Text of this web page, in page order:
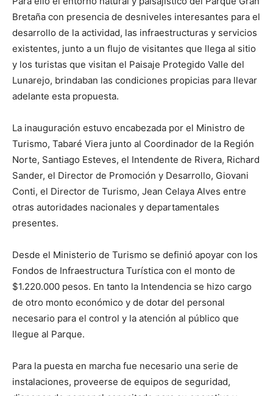
Bretaña con presencia de desniveles interesantes para el
desarrollo de la actividad, las infraestructuras y servicios
existentes, junto a un flujo de visitantes que llega al sitio
y los turistas que visitan el Paisaje Protegido Valle del
Lunarejo, brindaban las condiciones propicias para llevar
adelante esta propuesta.
La inauguración estuvo encabezada por el Ministro de
Turismo, Tabaré Viera junto al Coordinador de la Región
Norte, Santiago Esteves, el Intendente de Rivera, Richard
Sander, el Director de Promoción y Desarrollo, Giovani
Conti, el Director de Turismo, Jean Celaya Alves entre
otras autoridades nacionales y departamentales
presentes.
Desde el Ministerio de Turismo se definió apoyar con los
Fondos de Infraestructura Turística con el monto de
$1.220.000 pesos. En tanto la Intendencia se hizo cargo
de otro monto económico y de dotar del personal
necesario para el control y la atención al público que
llegue al Parque.
Para la puesta en marcha fue necesario una serie de
instalaciones, proveerse de equipos de seguridad,